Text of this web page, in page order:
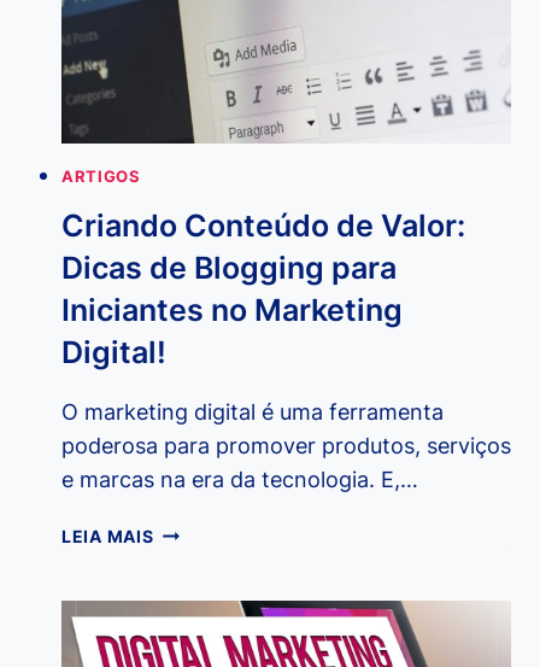
NO
SEU
SITE
QUE
TALVEZ
CONTOU!
ARTIGOS
Criando Conteúdo de Valor:
Dicas de Blogging para
Iniciantes no Marketing
Digital!
O marketing digital é uma ferramenta
poderosa para promover produtos, serviços
e marcas na era da tecnologia. E,…
LEIA MAISCRIANDO
VALOR:
DICAS